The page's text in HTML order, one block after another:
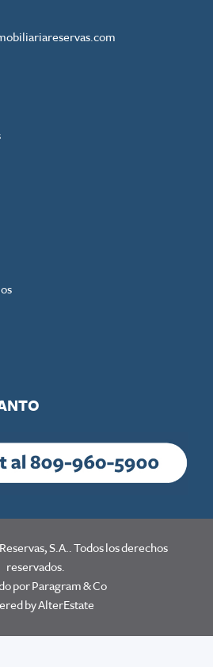
S.A.
. Todos los derechos
reservados.
por Paragram & Co
byAlterEstate